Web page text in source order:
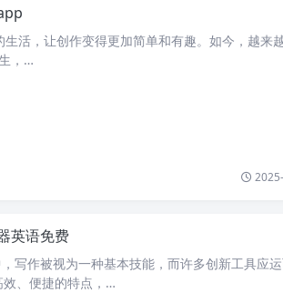
活，让创作变得更加简单和有趣。如今，越来
，…
英语免费
写作被视为一种基本技能，而许多创新工具应
、便捷的特点，…